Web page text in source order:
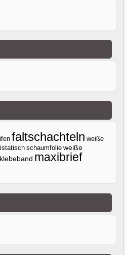
faltschachteln weiße
schaumfolie weiße
klebeband maxibrief